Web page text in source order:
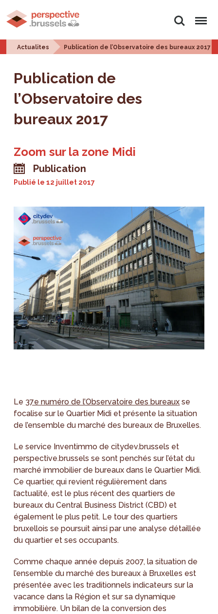
Rechercher
Menu
Actualites Publication de l’Observatoire des bureaux 2017
Publication de
l’Observatoire des
bureaux 2017
Zoom sur la zone Midi
Publication
Publié le12 juillet 2017
Le 37e numéro de l’Observatoire des bureaux se
focalise sur le Quartier Midi et présente la situation
de l’ensemble du marché des bureaux de Bruxelles.
Le service Inventimmo de citydev.brussels et
perspective.brussels se sont penchés sur l’état du
marché immobilier de bureaux dans le Quartier Midi.
Ce quartier, qui revient régulièrement dans
l’actualité, est le plus récent des quartiers de
bureaux du Central Business District (CBD) et
également le plus petit. Le tour des quartiers
bruxellois se poursuit ainsi par une analyse détaillée
du quartier et ses occupants.
Comme chaque année depuis 2007, la situation de
l’ensemble du marché des bureaux à Bruxelles est
présentée avec les traditionnels indicateurs sur la
vacance dans la Région et sur sa dynamique
immobilière. Un bilan de la conversion des